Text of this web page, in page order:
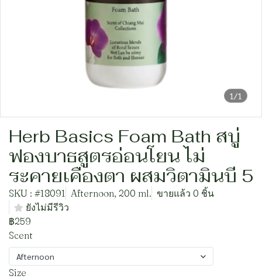
1/1
Herb Basics Foam Bath สบู่
ฟองบาธสูตรอ่อนโยน ไม่
ระคายเคืองตา ผสมวิตามินบี 5
SKU : #18091 Afternoon, 200 ml. ขายแล้ว 0 ชิ้น
ยังไม่มีรีวิว
฿259
Scent
Afternoon
Size